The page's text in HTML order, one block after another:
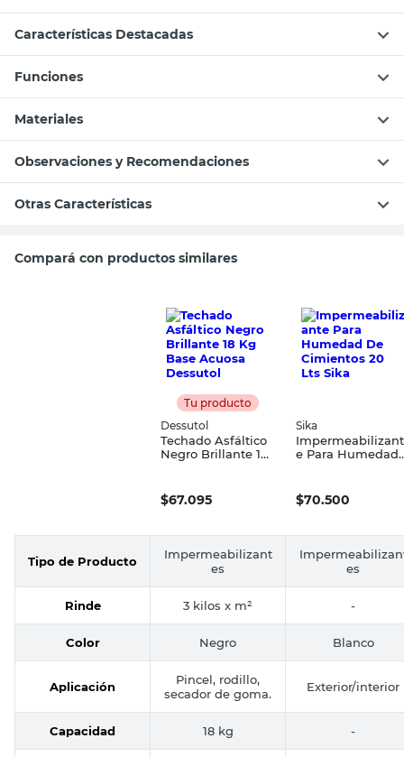
Características Destacadas
Funciones
Materiales
Observaciones y Recomendaciones
Otras Características
Compará con productos similares
Tu producto
Dessutol
Techado Asfáltico
Negro Brillante 18
$67.095
Sika
Impermeabilizant
e Para Humedad
$70.500
Tipo de Producto
Impermeabilizant
es
es
Rinde 3 kilos x m² -
Color Negro Blanco
Aplicación
Pincel, rodillo,
secador de goma.
Exterior/interior
Capacidad 18 kg -